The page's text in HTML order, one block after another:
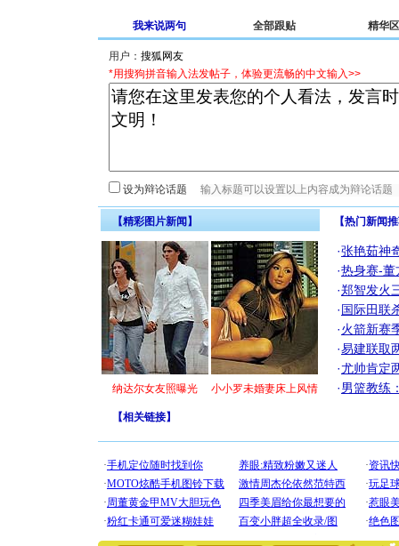
我来说两句 全部跟贴 精华区
用户：
*用搜狗拼音输入法发帖子，体验更流畅的中文输入>>
设为辩论话题
【精彩图片新闻】
纳达尔女友照曝光 小小罗未婚妻床上风情
【热门新闻
·张艳茹神
·热身赛-董
·郑智发火
·国际田联
·火箭新赛
·易建联取
·尤帅肯定
·男篮教练
【相关链接】
[圣诞节]
你太多
要平安！